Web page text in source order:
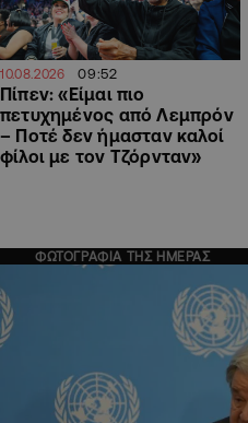
10.08.2026 09:52
Πίπεν: «Είμαι πιο
πετυχημένος από Λεμπρόν
– Ποτέ δεν ήμασταν καλοί
φίλοι με τον Τζόρνταν»
ΦΩΤΟΓΡΑΦΙΑ ΤΗΣ ΗΜΕΡΑΣ